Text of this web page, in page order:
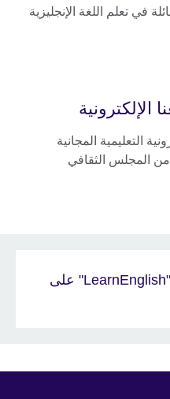
في تعلم اللغة الإنجليزية
الإلكترونية
التعليمية المجانية
من المجلس الثقافي
تابع صفحة تعلم الإنجليزية "LearnEnglish" على